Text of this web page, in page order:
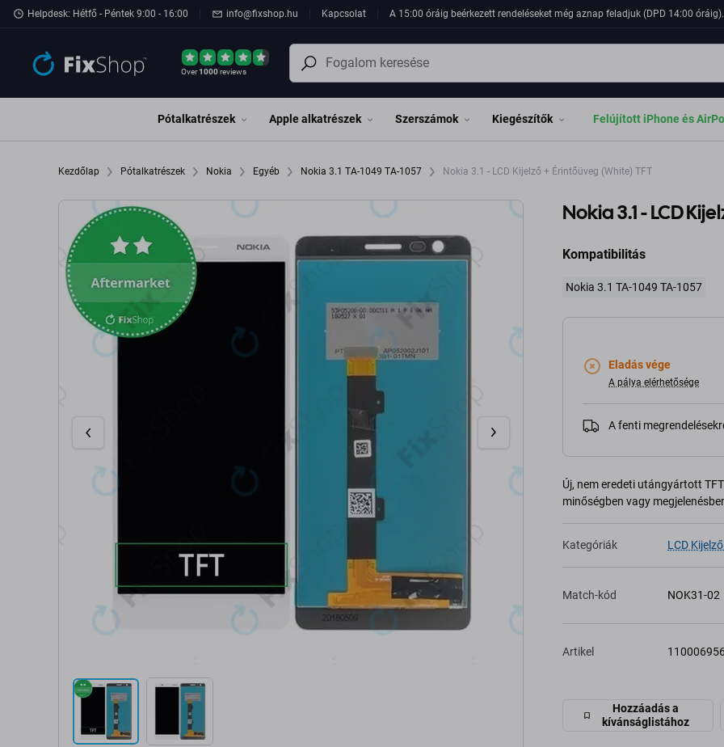
Ugrás az oldal fő részéhez
Helpdesk: Hétfő - Péntek 9:00 - 16:00 info@fixshop.hu Kapcsolat A 15:00 óráig beérkezett rendeléseket még aznap feladjuk (DPD 14:00
Over1000reviews
Pótalkatrészek Apple alkatrészek Szerszámok Kiegészítők Felújított iPhone és
Kezdőlap Pótalkatrészek Nokia Egyéb Nokia 3.1 TA-1049 TA-1057 Nokia 3.1 - LCD Kijelző + Érintőüveg (White) TFT
Nokia 3.1 - LCD
Kompatibilitás
Nokia 3.1 TA-1049 TA-1057
Eladás vége
A pálya elérhetősége
A fenti
Új, nem eredeti utángyártott
minőségben vagy
Kategóriák LCD
Match-kód NOK31-02
Artikel
Hozzáadás a
kívánságlistához